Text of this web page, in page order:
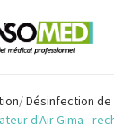
Désinfection de
d'Air Gima -